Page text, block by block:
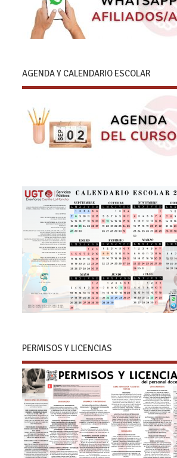
AGENDA Y CALENDARIO ESCOLAR
PERMISOS Y LICENCIAS